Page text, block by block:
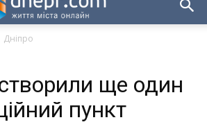
Дніпро
ще один
пункт